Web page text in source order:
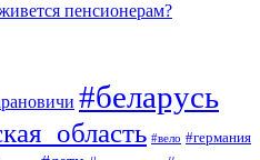
пенсионерам?
#беларусь
#вело #германия